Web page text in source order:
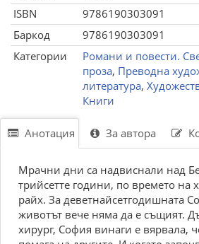
ISBN
9786190303091
Баркод
9786190303091
Категории
Романи и повести.
проза, Преводна
литература,
Книги
Анотация За автора
Мрачни дни са надвиснали над
трийсетте години, по времето на
райх. За деветнайсетгодишната
животът вече няма да е същият.
хирург, София винаги е вярвала,